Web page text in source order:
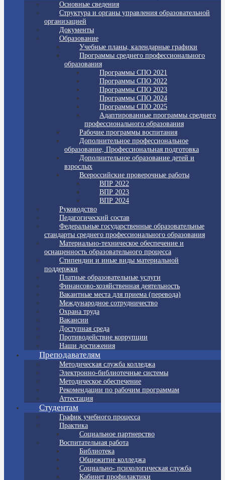
Основные сведения
Структура и органы управления образовательной
организацией
Документы
Образование
Учебные планы, календарные графики
Программы среднего профессионального
образования
Программы СПО 2021
Программы СПО 2022
Программы СПО 2023
Программы СПО 2024
Программы СПО 2025
Адаптированные программы среднего
профессионального образования
Рабочие программы воспитания
Дополнительное профессиональное
образование, Профессиональная подготовка
Дополнительное образование детей и
взрослых
Всероссийские проверочные работы
ВПР 2022
ВПР 2023
ВПР 2024
Руководство
Педагогический состав
Федеральные государственные образовательные
стандарты среднего профессионального образования
Материально-техническое обеспечение и
оснащенность образовательного процесса
Стипендии и иные виды материальной
поддержки
Платные образовательные услуги
Финансово-хозяйственная деятельность
Вакантные места для приема (перевода)
Международное сотрудничество
Охрана труда
Вакансии
Доступная среда
Противодействие коррупции
Наши достижения
Преподавателям
Методическая служба колледжа
Электронно-библиотечные системы
Методическое обеспечение
Рекомендации по рабочим программам
Аттестация
Студентам
График учебного процесса
Практика
Социальное партнерство
Воспитательная работа
Библиотека
Общежитие колледжа
Социально- психологическая служба
Кабинет профилактики